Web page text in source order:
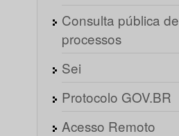
Consulta pública de
processos
Sei
Protocolo GOV.BR
Acesso Remoto